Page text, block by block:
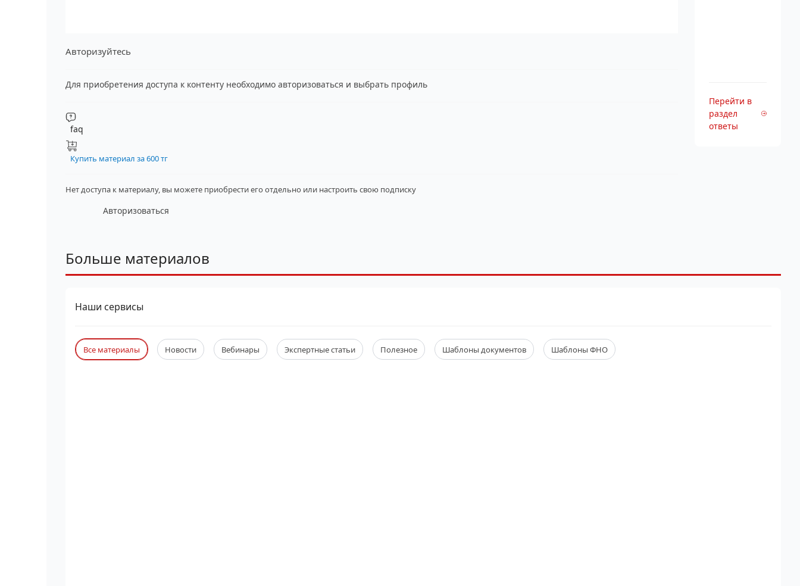
Авторизуйтесь
Для приобретения доступа к контенту необходимо авторизоваться и выбрать профиль
faq
Купить материал за 600 тг
Нет доступа к материалу, вы можете приобрести его отдельно или настроить свою подписку
Авторизоваться
Перейти в
раздел
ответы
Больше материалов
Наши сервисы
Все материалы Новости Вебинары Экспертные статьи Полезное Шаблоны документов Шаблоны ФНО